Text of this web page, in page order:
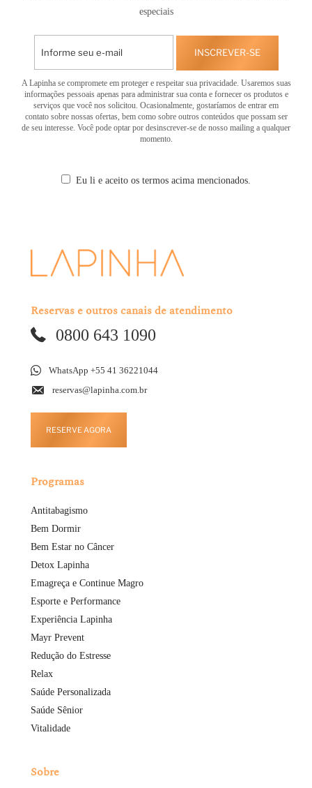
especiais
INSCREVER-SE
A Lapinha se compromete em proteger e respeitar sua privacidade. Usaremos suas
informações pessoais apenas para administrar sua conta e fornecer os produtos e
serviços que você nos solicitou. Ocasionalmente, gostaríamos de entrar em
contato sobre nossas ofertas, bem como sobre outros conteúdos que possam ser
de seu interesse. Você pode optar por desinscrever-se de nosso mailing a qualquer
momento.
Eu li e aceito os termos acima mencionados.
Reservas e outros canais de atendimento
0800 643 1090
WhatsApp +55 41 36221044
reservas@lapinha.com.br
RESERVE AGORA
Programas
Antitabagismo
Bem Dormir
Bem Estar no Câncer
Detox Lapinha
Emagreça e Continue Magro
Esporte e Performance
Experiência Lapinha
Mayr Prevent
Redução do Estresse
Relax
Saúde Personalizada
Saúde Sênior
Vitalidade
Sobre